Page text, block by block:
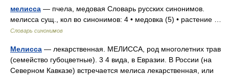
мелисса — пчела, медовая Словарь русских синонимов.
мелисса сущ., кол во синонимов: 4 • медовка (5) • растение …
Словарь синонимов
Мелисса — лекарственная. МЕЛИССА, род многолетних трав
(семейство губоцветные). 3 4 вида, в Евразии. В России (на
Северном Кавказе) встречается мелиса лекарственная, или